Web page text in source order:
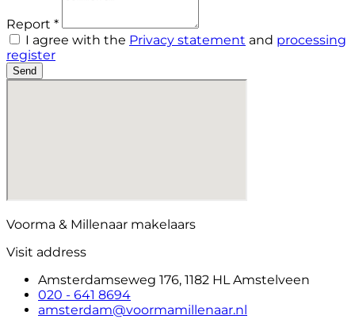
Report *
I agree with the Privacy statement and processing
register
Send
Voorma & Millenaar makelaars
Visit address
Amsterdamseweg 176, 1182 HL Amstelveen
020 - 641 8694
amsterdam@voormamillenaar.nl